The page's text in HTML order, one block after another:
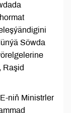
Söwda
Raşid
niň Ministrler